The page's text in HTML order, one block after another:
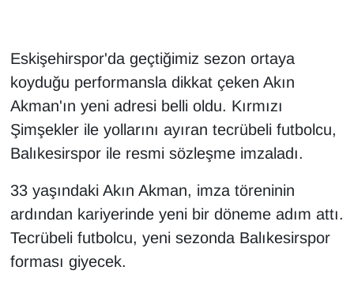
Eskişehirspor'da geçtiğimiz sezon ortaya
koyduğu performansla dikkat çeken Akın
Akman'ın yeni adresi belli oldu. Kırmızı
Şimşekler ile yollarını ayıran tecrübeli futbolcu,
Balıkesirspor ile resmi sözleşme imzaladı.
33 yaşındaki Akın Akman, imza töreninin
ardından kariyerinde yeni bir döneme adım attı.
Tecrübeli futbolcu, yeni sezonda Balıkesirspor
forması giyecek.